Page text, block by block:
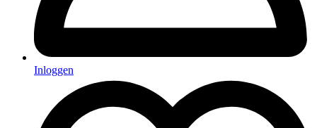
Inloggen